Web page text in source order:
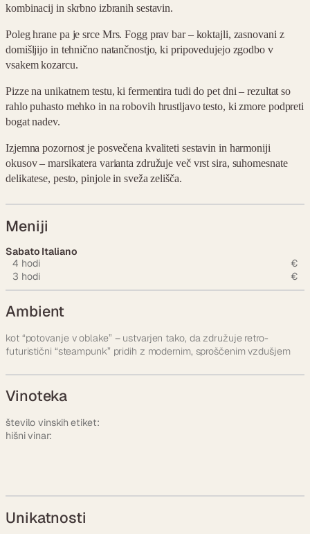
kombinacij in skrbno izbranih sestavin.
Poleg hrane pa je srce Mrs. Fogg prav bar – koktajli, zasnovani z
domišljijo in tehnično natančnostjo, ki pripovedujejo zgodbo v
vsakem kozarcu.
Pizze na unikatnem testu, ki fermentira tudi do pet dni – rezultat so
rahlo puhasto mehko in na robovih hrustljavo testo, ki zmore podpreti
bogat nadev.
Izjemna pozornost je posvečena kvaliteti sestavin in harmoniji
okusov – marsikatera varianta združuje več vrst sira, suhomesnate
delikatese, pesto, pinjole in sveža zelišča.
Meniji
Sabato Italiano
4 hodi
3 hodi
€
€
Ambient
kot “potovanje v oblake” – ustvarjen tako, da združuje retro-
futuristični “steampunk” pridih z modernim, sproščenim vzdušjem
Vinoteka
število vinskih etiket:
hišni vinar:
Unikatnosti